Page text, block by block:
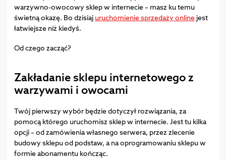
warzywno-owocowy sklep w internecie – masz ku temu
świetną okazę. Bo dzisiaj uruchomienie sprzedaży onlinejest
łatwiejsze niż kiedyś.
Od czego zacząć?
Zakładanie sklepu internetowego z
warzywami i owocami
Twój pierwszy wybór będzie dotyczył rozwiązania, za
pomocą którego uruchomisz sklep w internecie. Jest tu kilka
opcji – od zamówienia własnego serwera, przez zlecenie
budowy sklepu od podstaw, a na oprogramowaniu sklepu w
formie abonamentu kończąc.